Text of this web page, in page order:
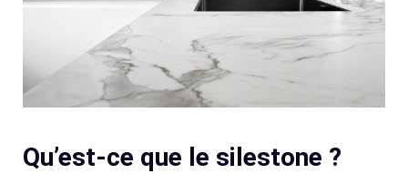
Qu’est-ce que le silestone ?